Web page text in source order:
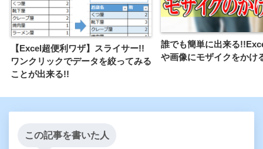
【Excel超便利ワザ】スライサー!!
ワンクリックでデータを絞ってみる
ことが出来る!!
誰でも簡単に出来る
や画像にモザイクをかけ
この記事を書いた人